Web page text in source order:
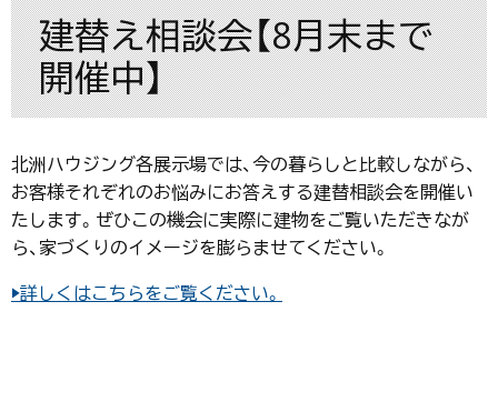
建替え相談会【8月末まで
開催中】
北洲ハウジング各展示場では、今の暮らしと比較しながら、
お客様それぞれのお悩みにお答えする建替相談会を開催い
たします。ぜひこの機会に実際に建物をご覧いただきなが
ら、家づくりのイメージを膨らませてください。
▶詳しくはこちらをご覧ください。